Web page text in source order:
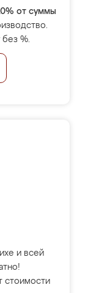
от суммы
без %.
и всей
стоимости